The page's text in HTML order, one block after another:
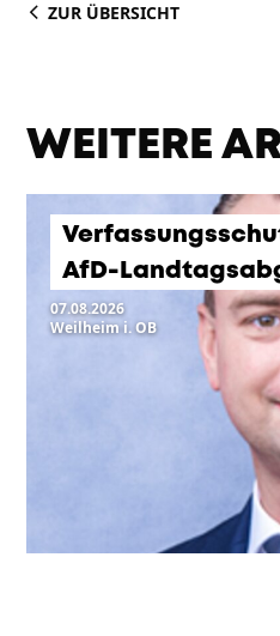
ZUR ÜBERSICHT
WEITERE
AfD-
07.08.2026
Weilheim i. OB